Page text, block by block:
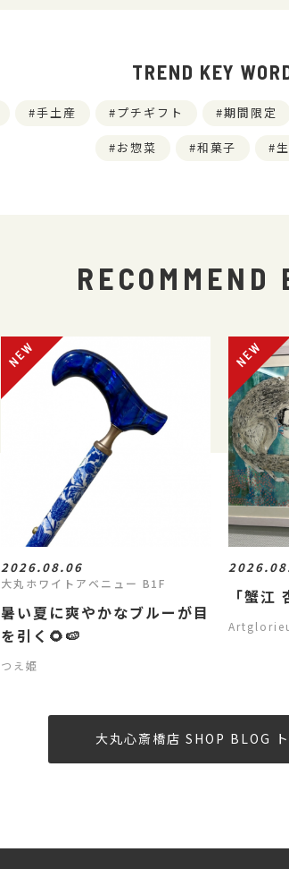
TREND KEY
手土産 プチギフト 期間限定
お惣菜 和菓子
RECOMMEND
2026.08.06
大丸ホワイトアベニュー B1F
暑い夏に爽やかなブルーが目
を引く🌻🍉
つえ姫
「蟹江
大丸心斎橋店 SHOP BLOG